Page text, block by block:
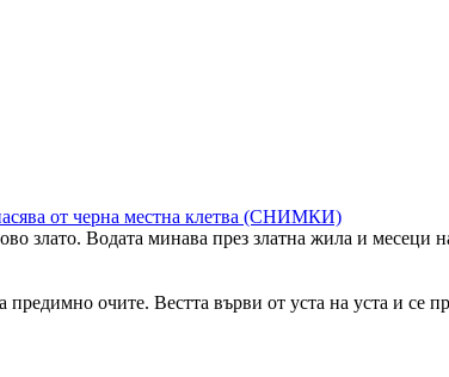
от черна местна клетва (СНИМКИ)
злато. Водата минава през златна жила и
предимно очите. Вестта върви от уста на уста и се